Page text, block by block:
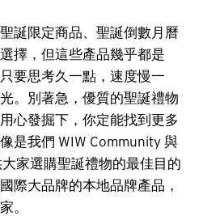
誕限定商品、聖誕倒數月曆
擇，但這些產品幾乎都是
要思考久一點，速度慢一
。別著急，優質的聖誕禮物
心發掘下，你定能找到更多
是我們 WIW Community 與
家選購聖誕禮物的最佳目的
際大品牌的本地品牌產品，
。